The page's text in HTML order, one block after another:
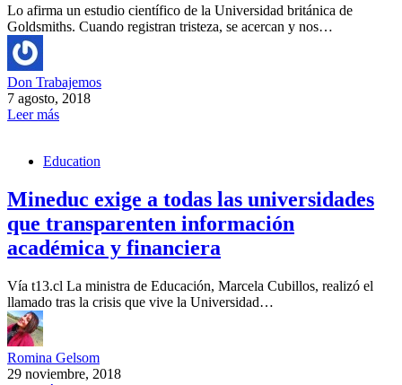
Lo afirma un estudio científico de la Universidad británica de
Goldsmiths. Cuando registran tristeza, se acercan y nos…
Don Trabajemos
7 agosto, 2018
Leer más
Education
Mineduc exige a todas las universidades
que transparenten información
académica y financiera
Vía t13.cl La ministra de Educación, Marcela Cubillos, realizó el
llamado tras la crisis que vive la Universidad…
Romina Gelsom
29 noviembre, 2018